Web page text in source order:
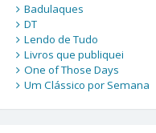
Badulaques
DT
Lendo de Tudo
Livros que publiquei
One of Those Days
Um Clássico por Semana